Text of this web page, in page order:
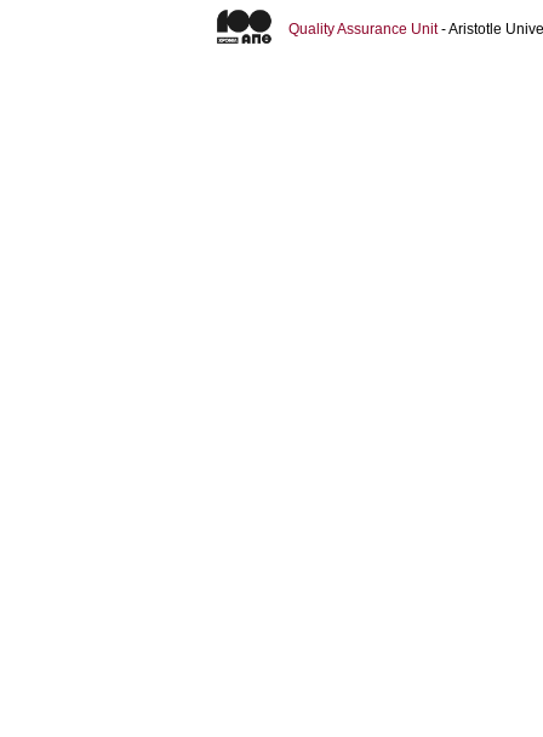
Quality Assurance Unit- Aristotle